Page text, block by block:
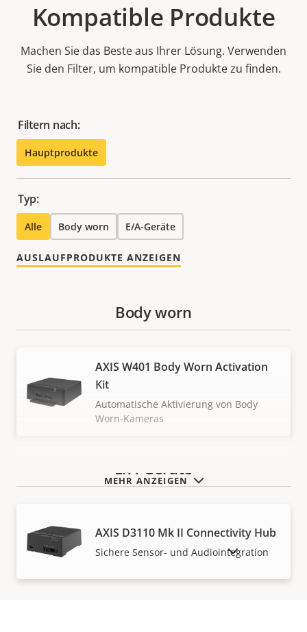
Kompatible Produkte
Machen Sie das Beste aus Ihrer Lösung. Verwenden
Sie den Filter, um kompatible Produkte zu finden.
Filtern nach:
Hauptprodukte
Typ:
Alle Body worn E/A-Geräte
AUSLAUFPRODUKTE ANZEIGEN
MEHR ANZEIGEN
Body worn
AXIS W401 Body Worn Activation
Kit
Automatische Aktivierung von Body
Worn-Kameras
E/A-Geräte
AXIS D3110 Mk II Connectivity Hub
Sichere Sensor- und Audiointegration
AUSLAUFPRODUKTE ANZEIGEN